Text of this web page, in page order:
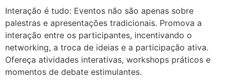
Interação é tudo: Eventos não são apenas sobre
palestras e apresentações tradicionais. Promova a
interação entre os participantes, incentivando o
networking, a troca de ideias e a participação ativa.
Ofereça atividades interativas, workshops práticos e
momentos de debate estimulantes.